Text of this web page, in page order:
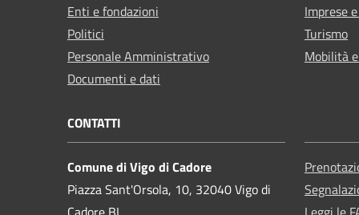
Enti e fondazioni
Politici
Personale Amministrativo
Documenti e dati
Imprese
Turismo
Mobilità
CONTATTI
Comune di Vigo di Cadore
Piazza Sant'Orsola, 10, 32040 Vigo di